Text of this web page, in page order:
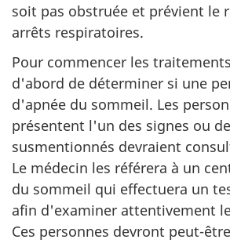
soit pas obstruée et prévient le
arrêts respiratoires.
Pour commencer les
d'abord de déterminer si une
d'apnée du sommeil. Les
présentent l'un des signes ou
susmentionnés devraient
Le médecin les référera à un
du sommeil qui effectuera un
afin d'examiner attentivement
Ces personnes devront peut-